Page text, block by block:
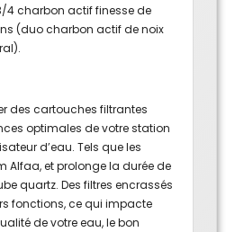
4 charbon actif finesse de
(duo charbon actif de noix
des cartouches filtrantes
optimales de votre station
d’eau. Tels que les
Alfaa, et prolonge la durée de
quartz. Des filtres encrassés
fonctions, ce qui impacte
de votre eau, le bon